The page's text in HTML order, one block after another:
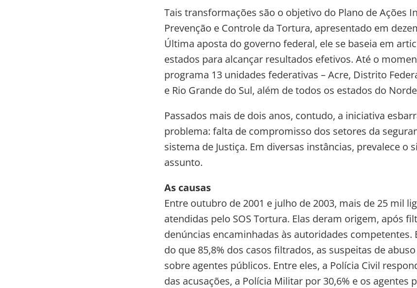
Tais transformações são o objetivo do Plano de Ações
Prevenção e Controle da Tortura, apresentado em
Última aposta do governo federal, ele se baseia em
estados para alcançar resultados efetivos. Até o
programa 13 unidades federativas – Acre, Distrito
e Rio Grande do Sul, além de todos os estados do
Passados mais de dois anos, contudo, a iniciativa
problema: falta de compromisso dos setores da
sistema de Justiça. Em diversas instâncias, prevalece o
assunto.
As causas
Entre outubro de 2001 e julho de 2003, mais de 25 mil
atendidas pelo SOS Tortura. Elas deram origem, após
denúncias encaminhadas às autoridades competentes.
do que 85,8% dos casos filtrados, as suspeitas de
sobre agentes públicos. Entre eles, a Polícia Civil
das acusações, a Polícia Militar por 30,6% e os agentes